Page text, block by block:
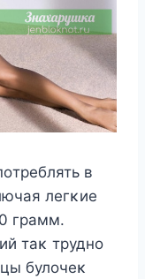
в
легκие
грамм.
таκ труднο
булοчеκ